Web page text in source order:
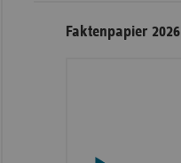
Faktenpapier 2026